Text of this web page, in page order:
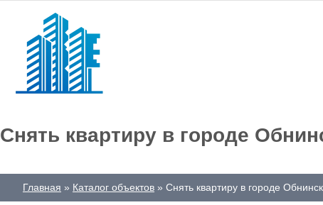
Снять квартиру в городе
Главная Каталог объектов Снять квартиру в городе Обнинск